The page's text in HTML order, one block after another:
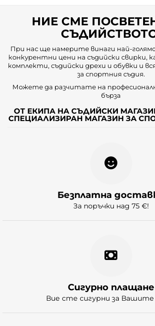
Въпрос
НИЕ СМЕ
При нас ще намерите винаги най-
конкурентни цени на съдийски свирки,
комплекти, съдийски дрехи и обувки и
за спортния съдия.
Можете да разчитате на
бърза
ОТ ЕКИПА НА СЪДИЙСКИ
СПЕЦИАЛИЗИРАН МАГАЗИН ЗА
Безплатна
За поръчки над 75 €!
Сигурно плащане
Вие сте сигурни за Вашите